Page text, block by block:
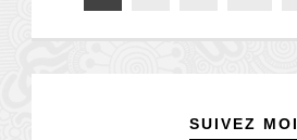
SUIVEZ MOI